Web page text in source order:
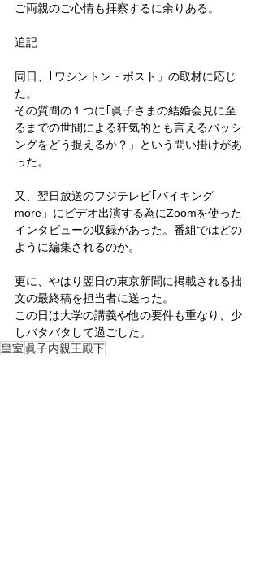
ご両親のご心情も拝察するに余りある。
追記
同日、｢ワシントン・ポスト」の取材に応じ
た。
その質問の１つに｢眞子さまの結婚会見に至
るまでの世間による狂気的とも言えるバッシ
ングをどう捉えるか？」という問い掛けがあ
った。
又、翌日放送のフジテレビ｢バイキング
more」にビデオ出演する為にZoomを使った
インタビューの収録があった。番組ではどの
ように編集されるのか。
更に、やはり翌日の東京新聞に掲載される拙
文の最終稿を担当者に送った。
この日は大学の講義や他の要件も重なり、少
しバタバタして過ごした。
皇室 眞子内親王殿下